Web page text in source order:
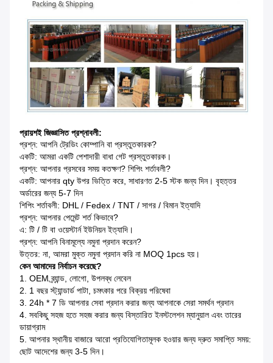
প্রায়শই জিজ্ঞাসিত প্রশ্নাবলী:
প্রশ্ন: আপনি ট্রেডিং কোম্পানি বা প্রস্তুতকারক?
একটি: আমরা একটি পেশাদারী বাধা গেট প্রস্তুতকারক।
প্রশ্ন: আপনার প্রসবের সময় কতক্ষণ? শিপিং শর্তাবলী?
একটি: আপনার qty উপর ভিত্তি করে, সাধারণত 2-5 স্টক জন্য দিন। বৃহত্তর
অর্ডারের জন্য 5-7 দিন
শিপিং শর্তাবলী: DHL / Fedex / TNT / সাগর / বিমান ইত্যাদি
প্রশ্ন: আপনার পেমেন্ট শর্ত কিভাবে?
এ: টি / টি বা ওয়েস্টার্ন ইউনিয়ন ইত্যাদি।
প্রশ্ন: আপনি বিনামূল্যে নমুনা প্রদান করেন?
উত্তর: না, আমরা মুক্ত নমুনা প্রদান করি না MOQ 1pcs হয়।
কেন আমাদের নির্বাচন করেছে?
1. OEM ব্র্যান্ড, লোগো, উপলব্ধ লেবেল
2. 1 বছর স্ট্যান্ডার্ড পাটা, চমৎকার পরে বিক্রয় পরিষেবা
3. 24h * 7 ডি আপনার সেবা প্রদান করার জন্য আপনাকে সেরা সমর্থন প্রদান
4. সবকিছু সহজ হতে সহজ করার জন্য বিস্তারিত ইনস্টলেশন ম্যানুয়াল এবং তারের
ডায়াগ্রাম
5. আপনার স্থানীয় বাজারে আরো প্রতিযোগিতামূলক হওয়ার জন্য দ্রুত সমাপ্তি সময়:
ছোট আদেশের জন্য 3-5 দিন।